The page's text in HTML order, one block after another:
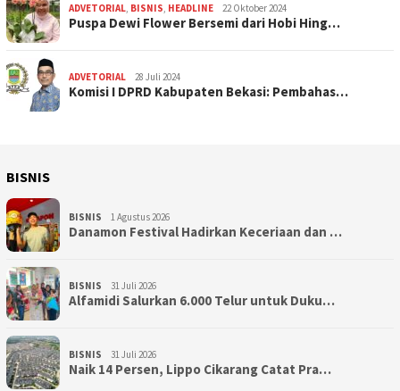
ADVETORIAL, BISNIS, HEADLINE 22 Oktober 2024
Puspa Dewi Flower Bersemi dari Hobi Hing…
ADVETORIAL 28 Juli 2024
Komisi I DPRD Kabupaten Bekasi: Pembahas…
BISNIS
BISNIS 1 Agustus 2026
Danamon Festival Hadirkan Keceriaan dan …
BISNIS 31 Juli 2026
Alfamidi Salurkan 6.000 Telur untuk Duku…
BISNIS 31 Juli 2026
Naik 14 Persen, Lippo Cikarang Catat Pra…